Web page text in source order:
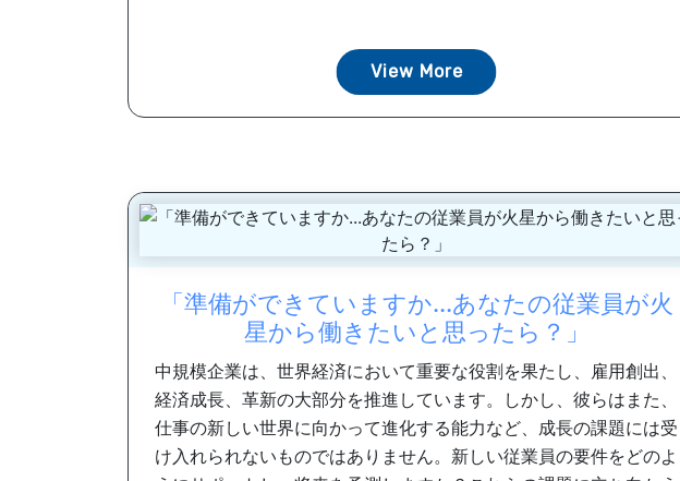
View More
「準備ができていますか...あなたの従業員が火
星から働きたいと思ったら？」
中規模企業は、世界経済において重要な役割を果たし、雇用創出、
経済成長、革新の大部分を推進しています。しかし、彼らはまた、
仕事の新しい世界に向かって進化する能力など、成長の課題には受
け入れられないものではありません。新しい従業員の要件をどのよ